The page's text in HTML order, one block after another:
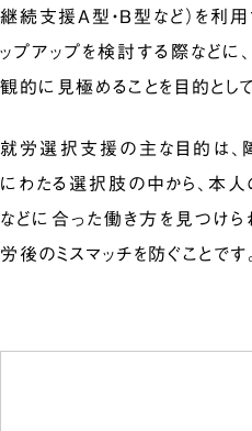
継続支援A型・B型など）を利
ップアップを検討する際など
観的に見極めることを目的として
就労選択支援の主な目的は、
にわたる選択肢の中から、本
などに合った働き方を見つけら
労後のミスマッチを防ぐことです